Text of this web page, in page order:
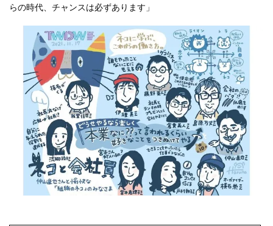
らの時代、チャンスは必ずあります」